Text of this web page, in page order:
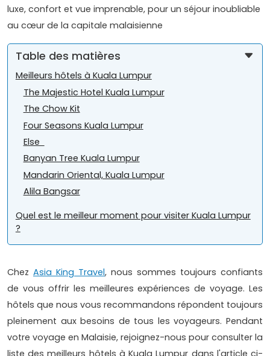
luxe, confort et vue imprenable, pour un séjour inoubliable
au cœur de la capitale malaisienne
Table des matières
Meilleurs hôtels à Kuala Lumpur
The Majestic Hotel Kuala Lumpur
The Chow Kit
Four Seasons Kuala Lumpur
Else
Banyan Tree Kuala Lumpur
Mandarin Oriental, Kuala Lumpur
Alila Bangsar
Quel est le meilleur moment pour visiter Kuala Lumpur
?
Chez Asia King Travel, nous sommes toujours confiants
de vous offrir les meilleures expériences de voyage. Les
hôtels que nous vous recommandons répondent toujours
pleinement aux besoins de tous les voyageurs. Pendant
votre voyage en Malaisie, rejoignez-nous pour consulter la